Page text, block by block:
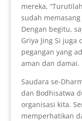
mereka,
sudah
Dengan begitu,
Griya Jing Si juga
pegangan yang
aman dan damai.
Saudara se-
dan Bodhisatwa
organisasi kita.
memperhatikan